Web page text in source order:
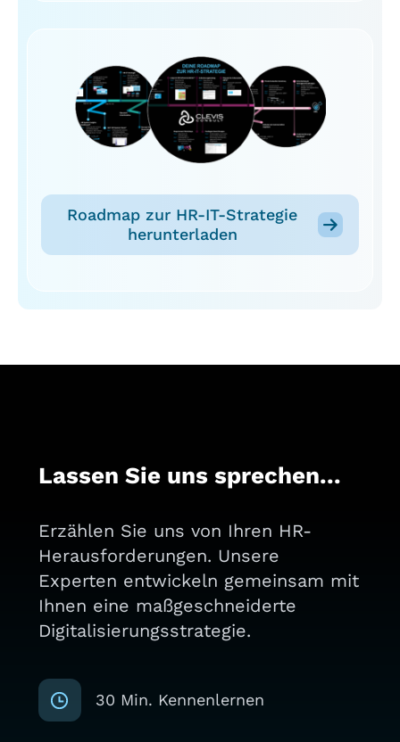
Roadmap zur HR-IT-Strategie
herunterladen
Lassen Sie uns sprechen...
Erzählen Sie uns von Ihren HR-
Herausforderungen. Unsere
Experten entwickeln gemeinsam mit
Ihnen eine maßgeschneiderte
Digitalisierungsstrategie.
30 Min. Kennenlernen